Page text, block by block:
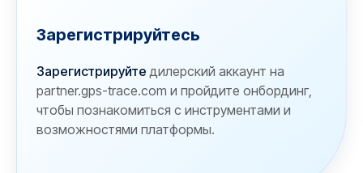
Зарегистрируйтесь
Зарегистрируйте дилерский аккаунт на
partner.gps-trace.com и пройдите онбординг,
чтобы познакомиться с инструментами и
возможностями платформы.